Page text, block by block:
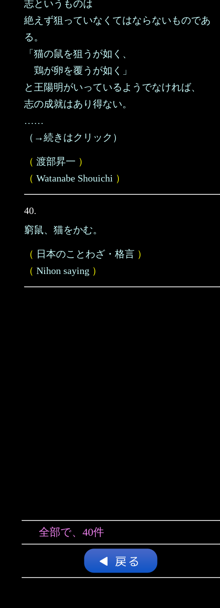
志というものは
絶えず狙っていなくてはならないものであ
る。
「猫の鼠を狙うが如く、
鶏が卵を覆うが如く」
と王陽明がいっているようでなければ、
志の成就はあり得ない。
……
（→続きはクリック）
（ 渡部昇一 ）
（ Watanabe Shouichi ）
40.
窮鼠、猫をかむ。
（ 日本のことわざ・格言 ）
（ Nihon saying ）
全部で、40件